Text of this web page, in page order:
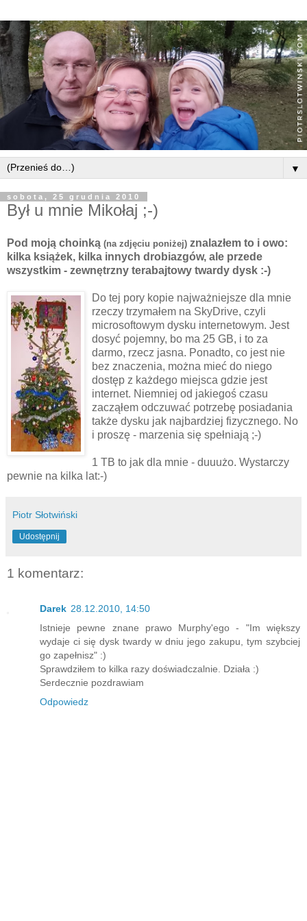
▼
sobota, 25 grudnia 2010
Był u mnie Mikołaj ;-)
Pod moją choinką (na zdjęciu poniżej) znalazłem to i owo:
kilka książek, kilka innych drobiazgów, ale przede
wszystkim - zewnętrzny terabajtowy twardy dysk :-)
Do tej pory kopie najważniejsze dla mnie
rzeczy trzymałem na SkyDrive, czyli
microsoftowym dysku internetowym. Jest
dosyć pojemny, bo ma 25 GB, i to za
darmo, rzecz jasna. Ponadto, co jest nie
bez znaczenia, można mieć do niego
dostęp z każdego miejsca gdzie jest
internet. Niemniej od jakiegoś czasu
zacząłem odczuwać potrzebę posiadania
także dysku jak najbardziej fizycznego. No
i proszę - marzenia się spełniają ;-)
1 TB to jak dla mnie - duuużo. Wystarczy
pewnie na kilka lat:-)
Piotr Słotwiński
Udostępnij
1 komentarz:
Darek 28.12.2010, 14:50
Istnieje pewne znane prawo Murphy'ego - "Im większy
wydaje ci się dysk twardy w dniu jego zakupu, tym szybciej
go zapełnisz" :)
Sprawdziłem to kilka razy doświadczalnie. Działa :)
Serdecznie pozdrawiam
Odpowiedz